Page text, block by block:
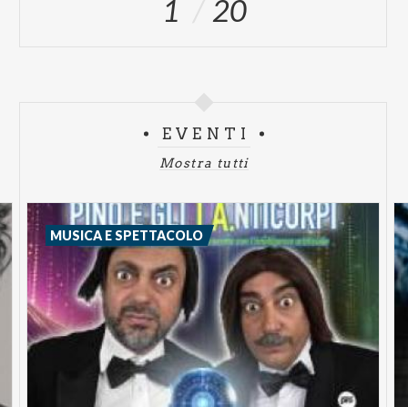
1 20
EVENTI
Mostra tutti
MUSICA E SPETTACOLO